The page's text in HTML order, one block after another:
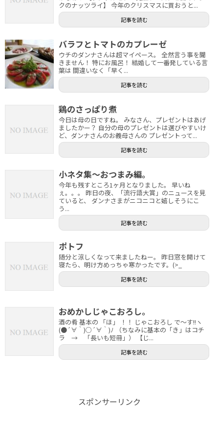
クのナッツライ】 今年のクリスマスに買おうと...
記事を読む
バラフとトマトのカプレーゼ
ウチのダンナさんは超マイペース。 全然言う事を聞
きません！ 特にお風呂！ 結婚して一番発している言
葉は 間違いなく「早く...
記事を読む
鶏のさっぱり煮
今日は母の日ですね。 みなさん、プレゼントはあげ
ましたかー？ 自分の母のプレゼントは選びやすいけ
ど、ダンナさんのお義母さんの プレゼントって...
記事を読む
小ネタ集～おつまみ編。
今年も残すところ1ヶ月となりました。 早いね
ぇ。。。 昨日の夜、「流行語大賞」のニュースを見
ていると、 ダンナさまがニコニコと嬉しそうにこ
う...
記事を読む
ポトフ
随分と涼しくなって来ましたねー。 昨日窓を開けて
寝たら、明け方めっちゃ寒かったです。(>_
記事を読む
おめかしじゃこおろし。
酒の肴 基本の 「ほ」 ！！ じゃこおろし で～す!!ヽ
(●´∀｀)○´∀｀)ﾉ （ちなみに基本の「き」はコチ
ラ → 「長いも短冊」） 【じ...
記事を読む
スポンサーリンク